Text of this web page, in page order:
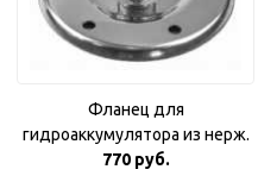
Фланец для
гидроаккумулятора из нерж.
стали 3/4"
770 руб.